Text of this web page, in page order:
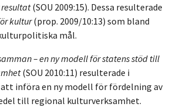
(SOU 2009:15). Dessa resulterade
kultur(prop. 2009/10:13) som bland
mål.
– en ny modell för statens stöd till
(SOU 2010:11) resulterade i
införa en ny modell för fördelning av
till regional kulturverksamhet.